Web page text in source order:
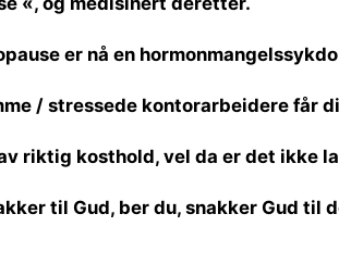
er nå en
/ stressede kontorarbeidere får
riktig kosthold, vel da er det ikke
til Gud, ber du, snakker Gud til